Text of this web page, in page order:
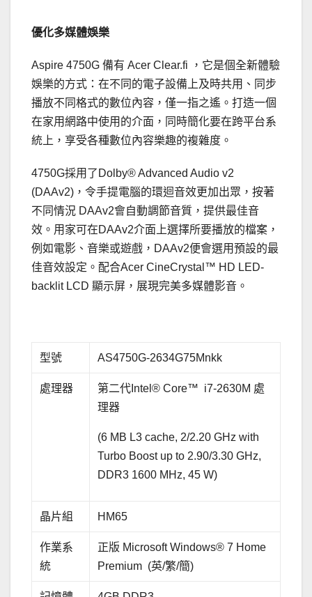
優化多媒體娛樂
Aspire 4750G 備有 Acer Clear.fi ，它是個全新體驗
娛樂的方式：在不同的電子設備上及時共用、同步
播放不同格式的數位內容，僅一指之遙。打造一個
在家用網路中使用的介面，同時簡化要在跨平台系
統上，享受各種數位內容樂趣的複雜度。
4750G採用了Dolby® Advanced Audio v2
(DAAv2)，令手提電腦的環迴音效更加出眾，按著
不同情況 DAAv2會自動調節音質，提供最佳音
效。用家可在DAAv2介面上選擇所要播放的檔案，
例如電影、音樂或遊戲，DAAv2便會選用預設的最
佳音效設定。配合Acer CineCrystal™ HD LED-
backlit LCD 顯示屏，展現完美多媒體影音。
型號 AS4750G-2634G75Mnkk
處理器
第二代Intel® Core™ i7-2630M 處
理器
(6 MB L3 cache, 2/2.20 GHz with
Turbo Boost up to 2.90/3.30 GHz,
DDR3 1600 MHz, 45 W)
晶片組 HM65
作業系
統
正版 Microsoft Windows® 7 Home
Premium (英/繁/簡)